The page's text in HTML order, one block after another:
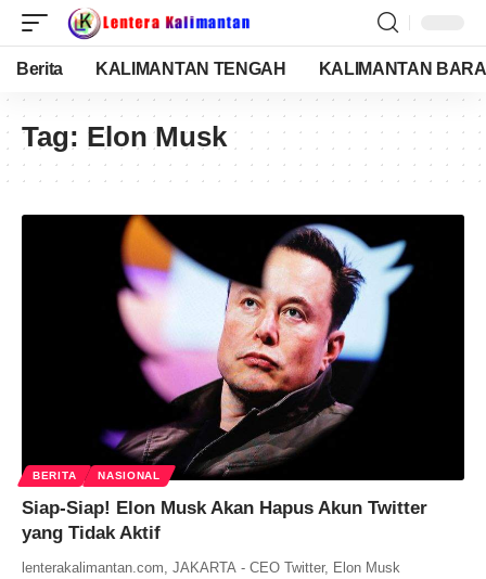
Berita KALIMANTAN TENGAH KALIMANTAN
Tag: Elon Musk
BERITA NASIONAL
Siap-Siap! Elon Musk Akan Hapus Akun Twitter
yang Tidak Aktif
lenterakalimantan.com, JAKARTA - CEO Twitter, Elon Musk